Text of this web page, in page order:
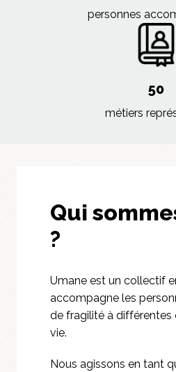
personnes
50
métiers
Qui
?
Umane est un collectif
accompagne les
de fragilité à différentes
vie.
Nous agissons en tant